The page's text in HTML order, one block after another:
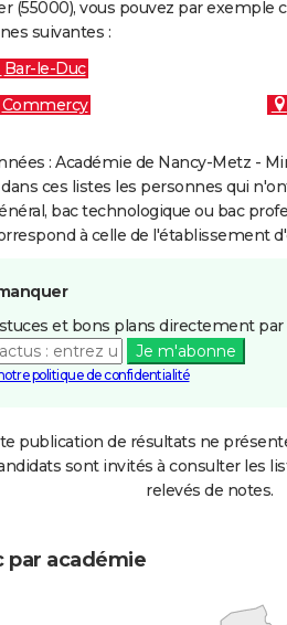
(55000), vous pouvez par exemple
suivantes :
Bar-le-Duc
Commercy
: Académie de Nancy-Metz -
ces listes les personnes qui
bac technologique ou bac
à celle de l'établissement
et bons plans directement par
Je m'abonne
politique de confidentialité
publication de résultats ne
sont invités à consulter les
relevés de notes.
par académie